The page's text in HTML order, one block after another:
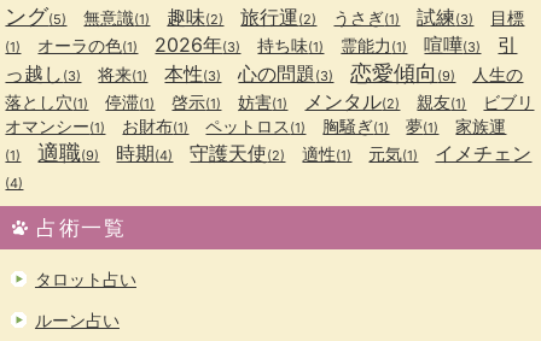
ング(5) 無意識(1) 趣味(2) 旅行運(2) うさぎ(1) 試練(3) 目標
(1) オーラの色(1) 2026年(3) 持ち味(1) 霊能力 (1) 喧嘩(3)
引
っ越し (3) 将来(1) 本性(3) 心の問題 (3) 恋愛傾向 (9)
人生の
落とし穴(1) 停滞(1) 啓示(1) 妨害(1) メンタル(2) 親友(1)
ビブリ
オマンシー(1) お財布(1) ペットロス (1) 胸騒ぎ(1) 夢(1) 家族運
(1) 適職(9) 時期(4) 守護天使(2) 適性(1) 元気(1) イメチェン
(4)
占術一覧
タロット占い
ルーン占い